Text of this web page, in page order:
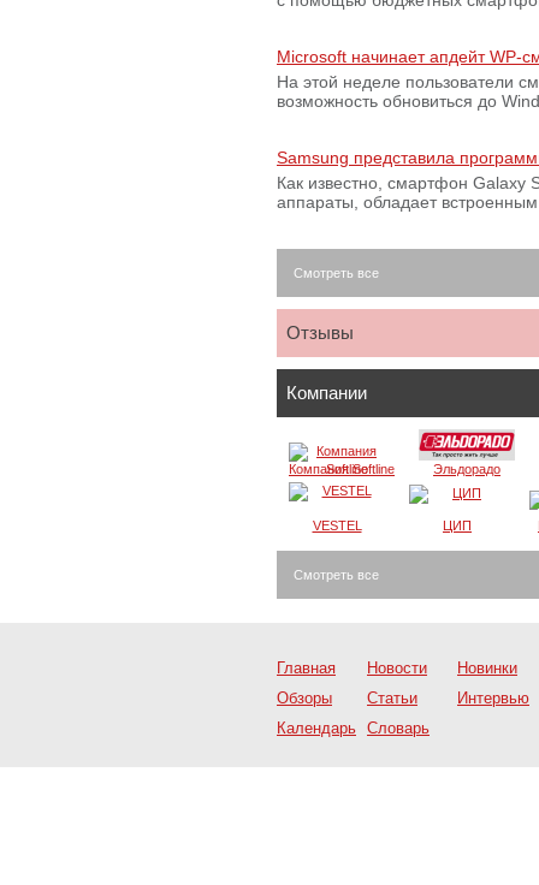
Microsoft начинает апдейт WP-
На этой неделе пользователи
возможность обновиться до
Samsung представила
Как известно, смартфон Galaxy
аппараты, обладает
Смотреть все
Отзывы
Компании
Компания Softline Эльдорадо
VESTEL ЦИП
Смотреть все
Главная Новости
Новинки
Обзоры
Статьи
Интервью
Календарь Словарь